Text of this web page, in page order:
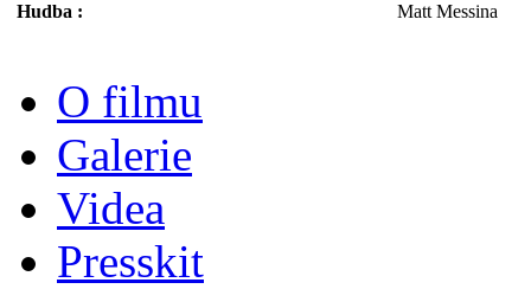
Hudba :
Matt Messina
O filmu
Galerie
Videa
Presskit